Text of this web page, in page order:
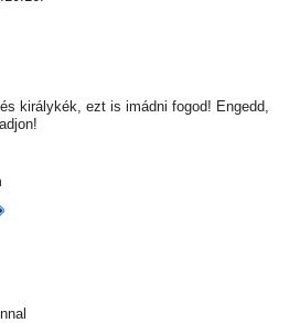
királykék, ezt is imádni fogod! Engedd,